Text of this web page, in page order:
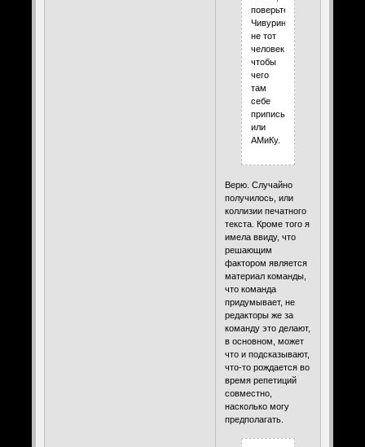
поверьте,
Чивурин
не тот
человек
чтобы
чего
там
себе
приписывать
или
АМиКу.
Верю. Случайно
получилось, или
коллизии печатного
текста. Кроме того я
имела ввиду, что
решающим
фактором является
материал команды,
что команда
придумывает, не
редакторы же за
команду это делают,
в основном, может
что и подсказывают,
что-то рождается во
время репетиций
совместно,
насколько могу
предполагать.